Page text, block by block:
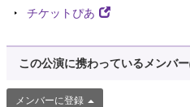
チケットぴあ
この公演に携わっているメンバー
メンバーに登録